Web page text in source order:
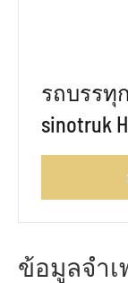
รถบรรทุ
sinotruk
ข้อมูลจำเ